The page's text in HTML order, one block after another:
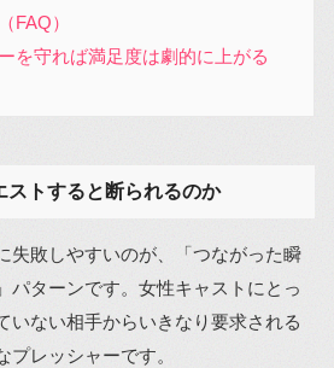
FAQ）
を守れば満足度は劇的に上がる
ストすると断られるのか
失敗しやすいのが、「つながった瞬
パターンです。女性キャストにとっ
いない相手からいきなり要求される
プレッシャーです。